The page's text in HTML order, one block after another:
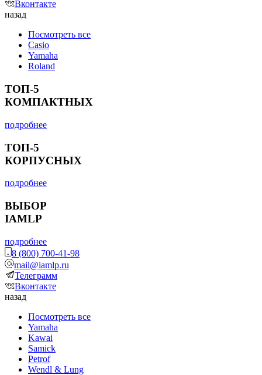
Вконтакте
назад
Посмотреть все
Casio
Yamaha
Roland
ТОП-5
КОМПАКТНЫХ
подробнее
ТОП-5
КОРПУСНЫХ
подробнее
ВЫБОР
IAMLP
подробнее
8 (800) 700-41-98
mail@iamlp.ru
Телеграмм
Вконтакте
назад
Посмотреть все
Yamaha
Kawai
Samick
Petrof
Wendl & Lung